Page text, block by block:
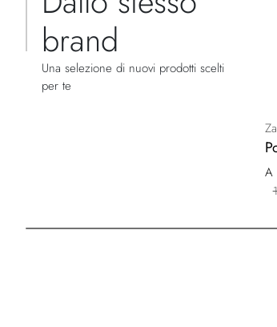
brand
Una selezione di nuovi prodotti scelti
per te
A